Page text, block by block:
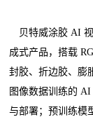
贝特威涂胶 AI
成式产品，搭载
封胶、折边胶、膨
图像数据训练的
与部署；预训练模